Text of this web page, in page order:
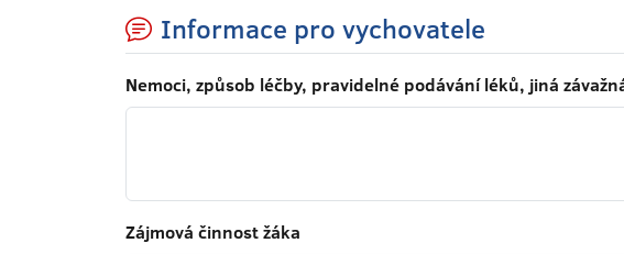
Informace pro vychovatele
Nemoci, způsob léčby, pravidelné podávání léků, jiná
Zájmová činnost žáka